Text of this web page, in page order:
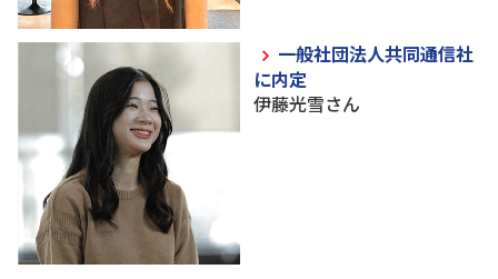
一般社団法人共同通信社
に内定
伊藤光雪さん